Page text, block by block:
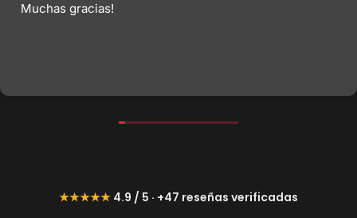
Muchas gracias!
★★★★★ 4.9 / 5 · +47 reseñas verificadas